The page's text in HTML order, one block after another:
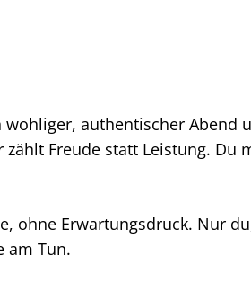
authentischer Abend
zählt Freude statt Leistung. Du
ohne Erwartungsdruck. Nur
am Tun.